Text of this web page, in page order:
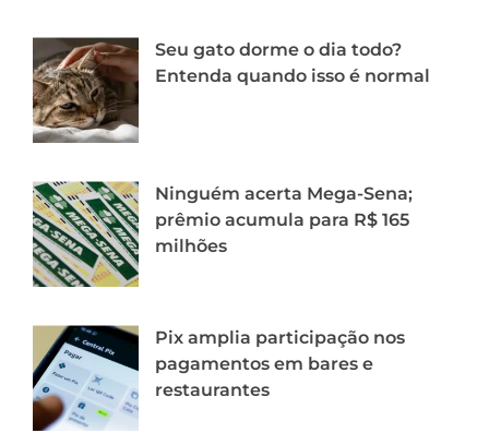
Seu gato dorme o dia todo?
Entenda quando isso é normal
Ninguém acerta Mega-Sena;
prêmio acumula para R$ 165
milhões
Pix amplia participação nos
pagamentos em bares e
restaurantes